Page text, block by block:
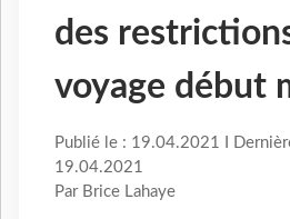
des
voyage début
Publié le : 19.04.2021 I
19.04.2021
Par Brice Lahaye